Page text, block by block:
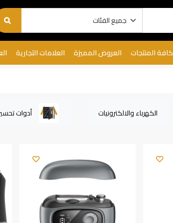
كافة المنتجات العروض المميزة العلامات التجارية
الكهرباء والالكترونيات أدوات